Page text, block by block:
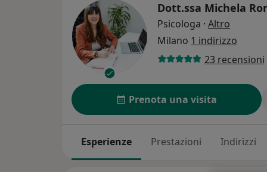
Dott.ssa Michela
Psicologa · Altro
Milano 1 indirizzo
23 recensioni
Prenota una visita
Esperienze Prestazioni Indirizzi